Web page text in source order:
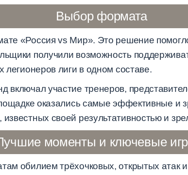
Выбор формата
«Россия vs Мир». Это решение
получили возможность
лиги в одном составе.
участие тренеров,
оказались самые эффективные и
своей результативностью и
моменты и ключевые
обилием трёхочковых, открытых атак